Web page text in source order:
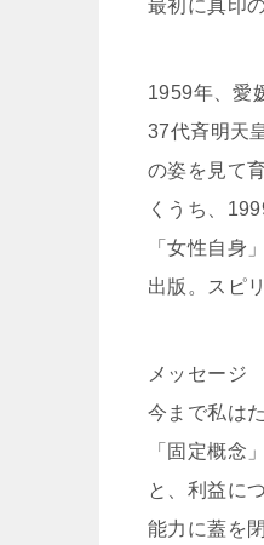
最初に真印
1959年、愛
37代斉明天
の姿を見て
くうち、
「女性自身
出版。スピ
メッセージ
今まで私は
「固定概念
と、利益に
能力に蓋を